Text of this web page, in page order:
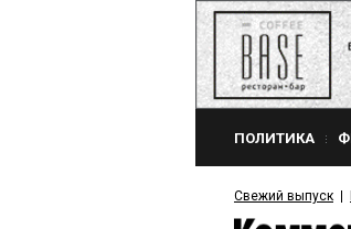
ПОЛИТИКА
Свежий выпуск